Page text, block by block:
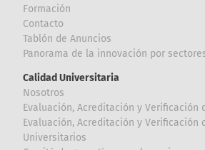
Formación
Contacto
Tablón de Anuncios
Panorama de la innovación por
Calidad Universitaria
Nosotros
Evaluación, Acreditación y
Evaluación, Acreditación y Verificación
Universitarios